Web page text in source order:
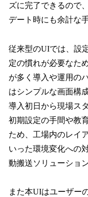
ズに完了できるので
デート時にも余計な
従来型のUIでは、設
定の慣れが必要なた
が多く導入や運用の
はシンプルな画面構
導入初日から現場ス
初期設定の手間や教
ため、工場内のレイ
いった環境変化への
動搬送ソリューショ
また本UIはユーザー